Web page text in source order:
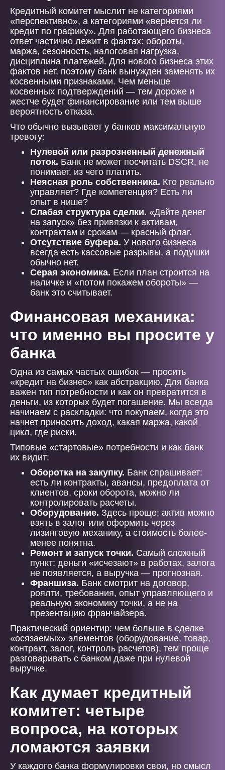
Кредитный комитет мыслит не категориями
«перспективно», а категориями «вернется ли
кредит по графику». Для работающего бизнеса
ответ частично лежит в фактах: обороты,
маржа, сезонность, налоговая нагрузка,
дисциплина платежей. Для нового бизнеса этих
фактов нет, поэтому банк вынужден заменять их
косвенными признаками. Чем меньше
косвенных подтверждений — тем дороже и
жестче будет финансирование или тем выше
вероятность отказа.
Что обычно вызывает у банков максимальную
тревогу:
Нулевой или разрозненный денежный
поток. Банк не может посчитать DSCR, не
понимает, из чего платить.
Неясная роль собственника. Кто реально
управляет? Где компетенция? Есть ли
опыт в нише?
Слабая структура сделки. «Дайте денег
на запуск» без привязки к активам,
контрактам и срокам — красный флаг.
Отсутствие буфера. У нового бизнеса
всегда есть кассовые разрывы, а подушки
обычно нет.
Серая экономика. Если план строится на
наличке и «потом покажем обороты» —
банк это считывает.
Финансовая механика:
что именно вы просите у
банка
Одна из самых частых ошибок — просить
«кредит на бизнес» как абстракцию. Для банка
важен тип потребности и как он превратится в
деньги, из которых будет погашение. Мы всегда
начинаем с раскладки: что покупаем, когда это
начнет приносить доход, какая маржа, какой
цикл, где риски.
Типовые «стартовые» потребности и как банк
их видит:
Оборотка на закупку. Банк спрашивает:
есть ли контракты, авансы, предоплата от
клиентов, сроки оборота, можно ли
контролировать расчеты.
Оборудование. Здесь проще: актив можно
взять в залог или оформить через
лизинговую механику, а стоимость более-
менее понятна.
Ремонт и запуск точки. Самый сложный
пункт: деньги «исчезают» в работах, залога
не появляется, а выручка — прогнозная.
Франшиза. Банк смотрит на договор,
роялти, требования, опыт управляющего и
реальную экономику точки, а не на
презентацию франчайзера.
Практический ориентир: чем больше в сделке
«осязаемых» элементов (оборудование, товар,
контракт, залог, контроль расчетов), тем проще
разговаривать с банком даже при нулевой
выручке.
Как думает кредитный
комитет: четыре
вопроса, на которых
ломаются заявки
У каждого банка формулировки свои, но смысл